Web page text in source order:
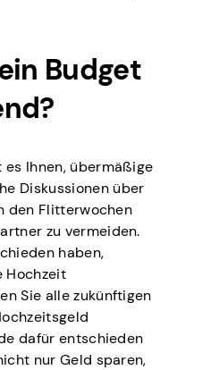
Budget
Ihnen, übermäßige
Diskussionen über
den Flitterwochen
zu vermeiden.
haben,
Hochzeit
Sie alle zukünftigen
dafür entschieden
nur Geld sparen,